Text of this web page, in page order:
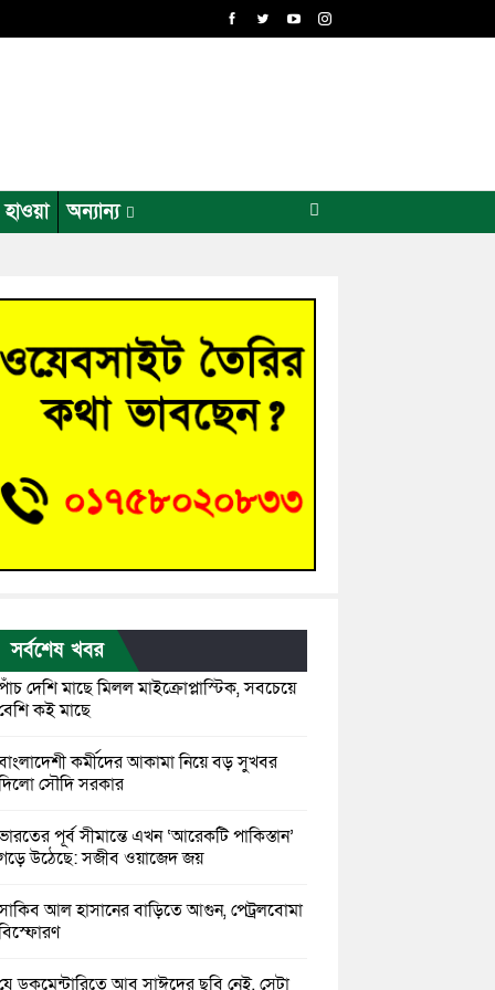
অন্যান্য
সর্বশেষ খবর
দেশি মাছে মিলল মাইক্রোপ্লাস্টিক, সবচেয়ে
কই মাছে
কর্মীদের আকামা নিয়ে বড় সুখবর
সৌদি সরকার
পূর্ব সীমান্তে এখন ‘আরেকটি পাকিস্তান’
উঠেছে: সজীব ওয়াজেদ জয়
আল হাসানের বাড়িতে আগুন, পেট্রলবোমা
ডকুমেন্টারিতে আবু সাঈদের ছবি নেই, সেটা